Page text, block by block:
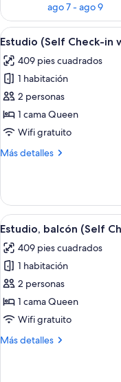
ago 7 - ago 9
Abrir
todas
las
fotos
de
Estudio
(Self
in
Front
Desk)
8
Estudio (Self Check-in
409 pies cuadrados
1 habitación
2 personas
1 cama Queen
Wifi gratuito
Más detalles
Más
(Self
Check-
in
Virtual
Front
Desk)
Abrir
todas
las
fotos
de
Estudio,
balcón
Check-
7
Estudio, balcón (Self
409 pies cuadrados
1 habitación
2 personas
1 cama Queen
Wifi gratuito
Más detalles
Más